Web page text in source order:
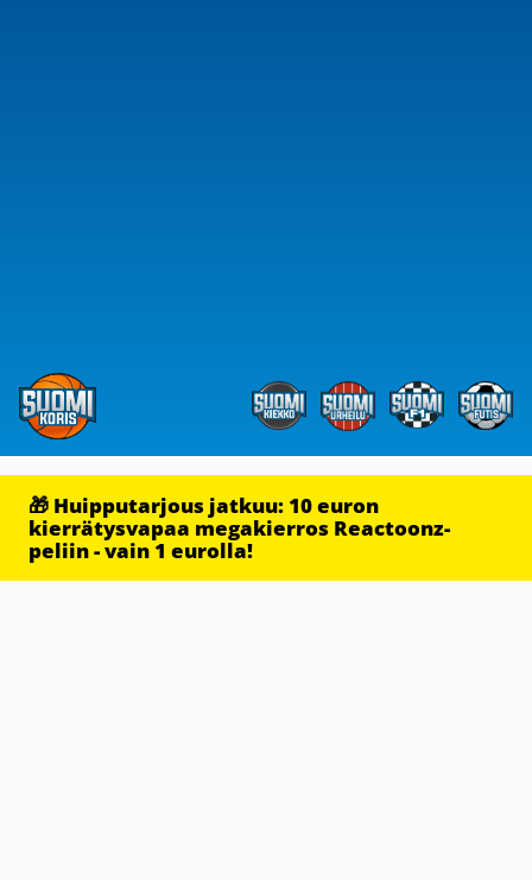
🎁 Huipputarjous jatkuu: 10 euron
kierrätysvapaa megakierros Reactoonz-
peliin - vain 1 eurolla!